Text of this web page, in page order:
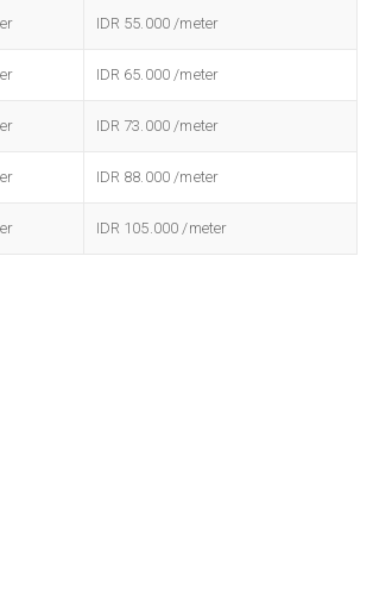
IDR 55.000 /meter
IDR 65.000 /meter
IDR 73.000 /meter
IDR 88.000 /meter
IDR 105.000 /meter